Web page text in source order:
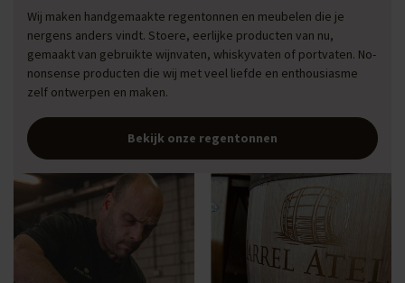
Wij maken handgemaakte regentonnen en meubelen die je
nergens anders vindt. Stoere, eerlijke producten van nu,
gemaakt van gebruikte wijnvaten, whiskyvaten of portvaten. No-
nonsense producten die wij met veel liefde en enthousiasme
zelf ontwerpen en maken.
Bekijk onze regentonnen